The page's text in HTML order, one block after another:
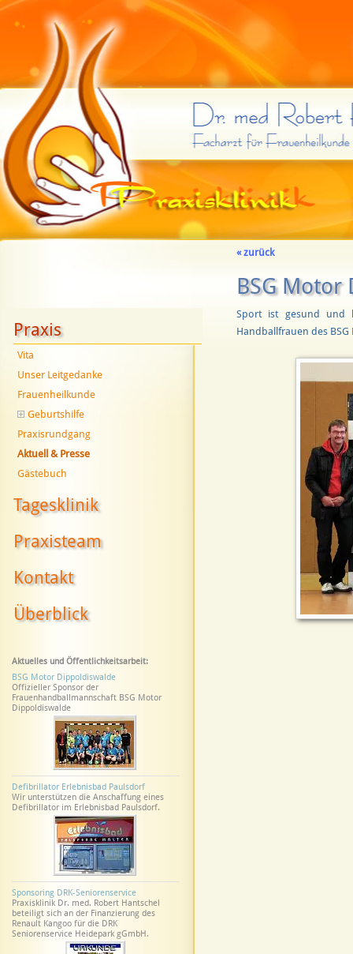
Praxis
Vita
Unser Leitgedanke
Frauenheilkunde
Geburtshilfe
Praxisrundgang
Aktuell & Presse
Gästebuch
Tagesklinik
Praxisteam
Kontakt
Überblick
Aktuelles und Öffentlichkeitsarbeit:
BSG Motor Dippoldiswalde
Offizieller Sponsor der
Frauenhandballmannschaft BSG Motor
Dippoldiswalde
Defibrillator Erlebnisbad Paulsdorf
Wir unterstützen die Anschaffung eines
Defibrillator im Erlebnisbad Paulsdorf.
Sponsoring DRK-Seniorenservice
Praxisklinik Dr. med. Robert Hantschel
beteiligt sich an der Finanzierung des
Renault Kangoo für die DRK
Seniorenservice Heidepark gGmbH.
« zurück
BSG Motor
Sport ist gesund und
Handballfrauen des